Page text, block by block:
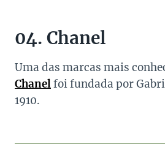
04. Chanel
Uma das marcas mais
Chanelfoi fundada por
1910.